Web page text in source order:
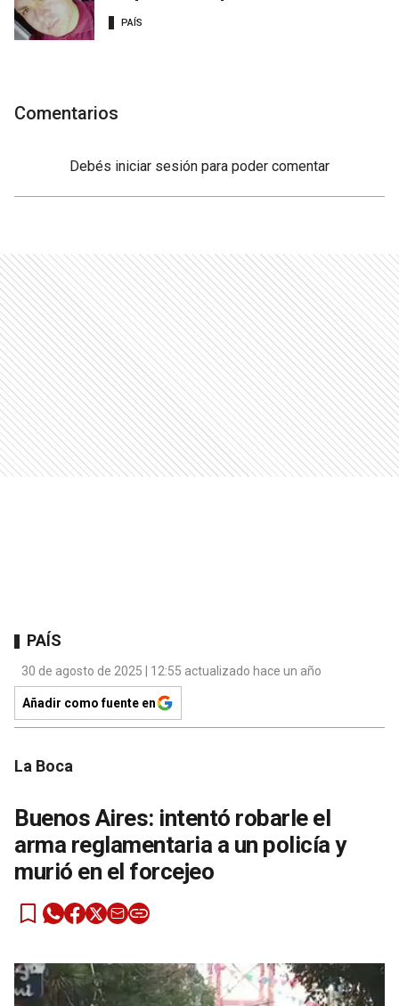
PAÍS
Comentarios
Debés iniciar sesión para poder comentar
PAÍS
30 de agosto de 2025 | 12:55 actualizado hace un año
Añadir como fuente en
La Boca
Buenos Aires: intentó robarle el
arma reglamentaria a un policía y
murió en el forcejeo